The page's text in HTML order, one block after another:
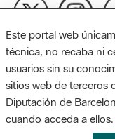
MAPA WEB
Diputación de
08005 Barcelona. Tel.
Este portal web
técnica, no recaba ni
usuarios sin su
sitios web de terceros
Diputación de
cuando acceda a ellos.